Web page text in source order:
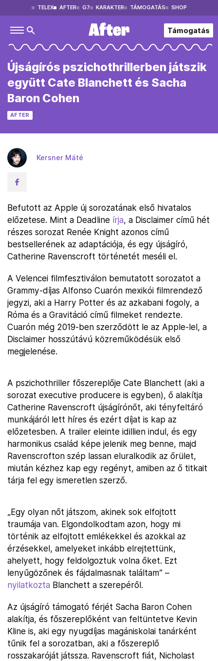
TELEX AFTER G7 KARAKTER TÁMOGATÁS SHOP
Támogatás
Újságírós pszichothrillerben játszik
együtt Cate Blanchett és Sacha
Baron Cohen
AFTER
Kersner Máté
Befutott az Apple új sorozatának első hivatalos
előzetese. Mint a Deadline írja, a Disclaimer című hét
részes sorozat Renée Knight azonos című
bestsellerének az adaptációja, és egy újságíró,
Catherine Ravenscroft történetét meséli el.
A Velencei filmfesztiválon bemutatott sorozatot a
Grammy-díjas Alfonso Cuarón mexikói filmrendező
jegyzi, aki a Harry Potter és az azkabani fogoly, a
Róma és a Gravitáció című filmeket rendezte.
Cuarón még 2019-ben szerződött le az Apple-lel, a
Disclaimer hosszútávú közreműködésük első
megjelenése.
A pszichothriller főszereplője Cate Blanchett (aki a
sorozat executive producere is egyben), ő alakítja
Catherine Ravenscroft újságírónőt, aki tényfeltáró
munkájáról lett híres és ezért díjat is kap az
előzetesben. A trailer eleinte idillien indul, és egy
harmonikus család képe jelenik meg benne, majd
Ravenscrofton szép lassan eluralkodik az őrület,
miután kézhez kap egy regényt, amiben az ő titkait
tárja fel egy ismeretlen szerző.
„Egy olyan nőt játszom, akinek sok elfojtott
traumája van. Elgondolkodtam azon, hogy mi
történik az elfojtott emlékekkel és azokkal az
érzésekkel, amelyeket inkább elrejtettünk,
ahelyett, hogy feldolgoztuk volna őket. Ezt
lenyűgözőnek és fájdalmasnak találtam” –
nyilatkozta Blanchett a szerepéről.
Az újságíró támogató férjét Sacha Baron Cohen
alakítja, és főszereplőként van feltüntetve Kevin
Kline is, aki egy nyugdíjas magániskolai tanárként
tűnik fel a sorozatban, aki a főszereplő
rosszakaróját játssza. Ravenscroft fiát, Nicholast